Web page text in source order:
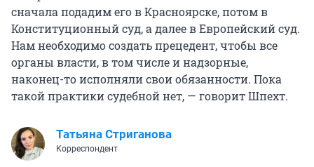
сначала подадим его в Красноярске, потом в
Конституционный суд, а далее в Европейский суд.
Нам необходимо создать прецедент, чтобы все
органы власти, в том числе и надзорные,
наконец-то исполняли свои обязанности. Пока
такой практики судебной нет, — говорит Шпехт.
Татьяна Стриганова
Корреспондент